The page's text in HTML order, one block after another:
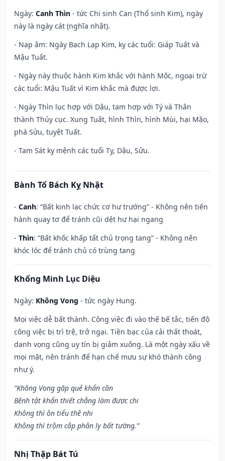
Ngày: Canh Thìn - tức Chi sinh Can (Thổ sinh Kim), ngày
này là ngày cát (nghĩa nhật).
- Nạp âm: Ngày Bạch Lạp Kim, kỵ các tuổi: Giáp Tuất và
Mậu Tuất.
- Ngày này thuộc hành Kim khắc với hành Mộc, ngoại trừ
các tuổi: Mậu Tuất vì Kim khắc mà được lợi.
- Ngày Thìn lục hợp với Dậu, tam hợp với Tý và Thân
thành Thủy cục. Xung Tuất, hình Thìn, hình Mùi, hại Mão,
phá Sửu, tuyệt Tuất.
- Tam Sát kỵ mệnh các tuổi Tỵ, Dậu, Sửu.
Bành Tổ Bách Kỵ Nhật
- Canh: “Bất kinh lạc chức cơ hư trướng” - Không nên tiến
hành quay tơ để tránh cũi dệt hư hại ngang
- Thìn: “Bất khốc khấp tất chủ trọng tang” - Không nên
khóc lóc để tránh chủ có trùng tang
Khổng Minh Lục Diệu
Ngày: Không Vong - tức ngày Hung.
Mọi việc dễ bất thành. Công việc đi vào thế bế tắc, tiến độ
công việc bị trì trệ, trở ngại. Tiền bạc của cải thất thoát,
danh vọng cũng uy tín bị giảm xuống. Là một ngày xấu về
mọi mặt, nên tránh để hạn chế mưu sự khó thành công
như ý.
“Không Vong gặp quẻ khẩn cần
Bệnh tật khẩn thiết chẳng làm được chi
Không thì ôn tiểu thê nhi
Không thì trộm cắp phân ly bất tường.”
Nhị Thập Bát Tú